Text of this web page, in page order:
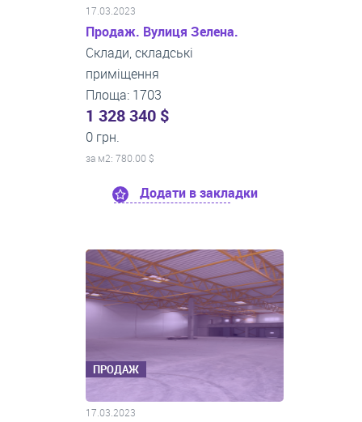
17.03.2023
Продаж. Вулиця Зелена.
Склади, складські
приміщення
Площа: 1703
1 328 340 $
0 грн.
за м2: 780.00 $
Додати в закладки
ПРОДАЖ
17.03.2023